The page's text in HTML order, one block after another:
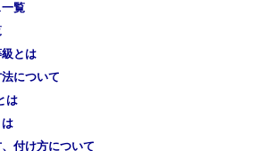
覧
とは
について
は
付け方について